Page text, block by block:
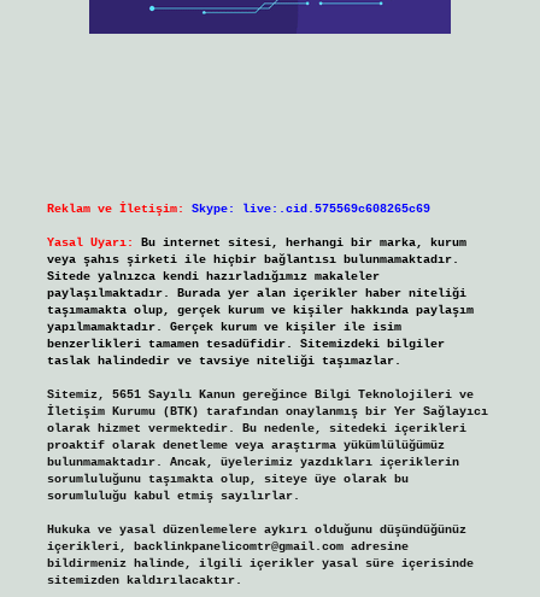
Reklam ve İletişim: Skype: live:.cid.575569c608265c69
Yasal Uyarı:
Bu internet sitesi, herhangi bir marka, kurum
veya şahıs şirketi ile hiçbir bağlantısı bulunmamaktadır.
Sitede yalnızca kendi hazırladığımız makaleler
paylaşılmaktadır. Burada yer alan içerikler haber niteliği
taşımamakta olup, gerçek kurum ve kişiler hakkında paylaşım
yapılmamaktadır. Gerçek kurum ve kişiler ile isim
benzerlikleri tamamen tesadüfidir. Sitemizdeki bilgiler
taslak halindedir ve tavsiye niteliği taşımazlar.
Sitemiz, 5651 Sayılı Kanun gereğince Bilgi Teknolojileri ve
İletişim Kurumu (BTK) tarafından onaylanmış bir Yer Sağlayıcı
olarak hizmet vermektedir. Bu nedenle, sitedeki içerikleri
proaktif olarak denetleme veya araştırma yükümlülüğümüz
bulunmamaktadır. Ancak, üyelerimiz yazdıkları içeriklerin
sorumluluğunu taşımakta olup, siteye üye olarak bu
sorumluluğu kabul etmiş sayılırlar.
Hukuka ve yasal düzenlemelere aykırı olduğunu düşündüğünüz
içerikleri, backlinkpanelicomtr@gmail.comadresine
bildirmeniz halinde, ilgili içerikler yasal süre içerisinde
sitemizden kaldırılacaktır.